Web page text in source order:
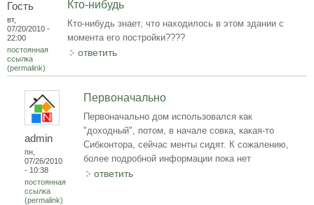
Гость
вт,
07/20/2010 -
22:00
постоянная
ссылка
(permalink)
Кто-нибудь
Кто-нибудь знает, что находилось в этом здании с
момента его постройки????
ответить
admin
пн,
07/26/2010
- 10:38
постоянная
ссылка
(permalink)
Первоначально
Первоначально дом использовался как
"доходный", потом, в начале совка, какая-то
Сибконтора, сейчас менты сидят. К сожалению,
более подробной информации пока нет
ответить